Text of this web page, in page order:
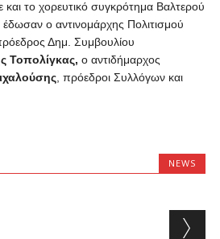
και το χορευτικό συγκρότημα Βαλτερού
έδωσαν ο αντινομάρχης Πολιτισμού
Δημ. Συμβουλίου
Τοπολίγκας, ο αντιδήμαρχος
, πρόεδροι Συλλόγων και
NEWS